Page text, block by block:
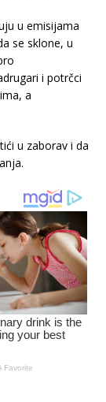
u emisijama
se sklone, u
i potrčci
a
u zaborav i da